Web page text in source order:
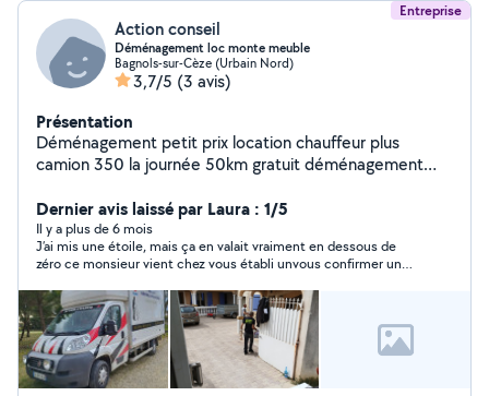
Entreprise
Action conseil
Déménagement loc monte meuble
Bagnols-sur-Cèze (Urbain Nord)
3,7/5 (3 avis)
Présentation
Déménagement petit prix location chauffeur plus
camion 350 la journée 50km gratuit déménagement
qualifié depuis 1970 entreprises familiales
Dernier avis laissé par Laura : 1/5
Il y a plus de 6 mois
J’ai mis une étoile, mais ça en valait vraiment en dessous de
zéro ce monsieur vient chez vous établi unvous confirmer une
téléphone pour bien avoir confirmation et malgré cela c’est sa
secrétaire qui me dit que finalement il a dû annuler pour un
chantier en urgence Ou que soi-disant le camion est au garage
pour réparation alors qu’il s’était engagé à cette date pour mon
déménagement, je ne recommande clairement pas car il faut
toujours courir après eux pour les avoir au téléphone chose qui